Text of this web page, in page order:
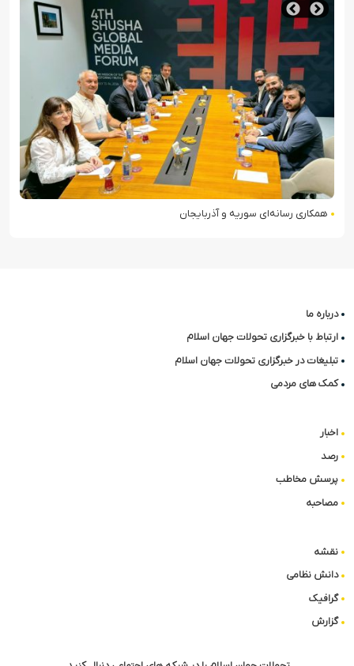
کشف محموله تسلیحاتی در مرز سوریه و عراق توسط
درباره ما
ارتباط با خبرگزاری تحولات جهان اسلام
تبلیغات در خبرگزاری تحولات جهان اسلام
کمک های مردمی
اخبار
رصد
پرسش مخاطب
مصاحبه
نقشه
دانش نظامی
گرافیک
گزارش